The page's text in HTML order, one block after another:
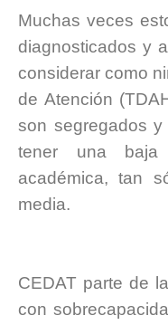
Muchas veces
diagnosticados y
considerar como
de Atención
son segregados
tener una
académica, tan
media.
CEDAT parte de
con